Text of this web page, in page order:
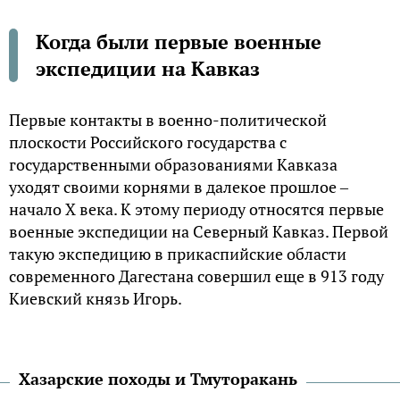
Когда были первые военные
экспедиции на Кавказ
Первые контакты в военно-политической
плоскости Российского государства с
государственными образованиями Кавказа
уходят своими корнями в далекое прошлое ‒
начало X века. К этому периоду относятся первые
военные экспедиции на Северный Кавказ. Первой
такую экспедицию в прикаспийские области
современного Дагестана совершил еще в 913 году
Киевский князь Игорь.
Хазарские походы и Тмуторакань